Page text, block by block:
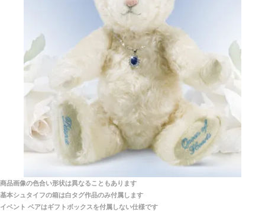
海外からのお取り寄せと言うことですが、商品はきち
んと届きますか？
ご安心ください！商品は確実にお届けします。
商品は直接海外から届くのですか。受取の際、関税な
どはかかりますか？
商品は全て当店へ入荷させたのち欠品を行いお客様
関税はすべて当店にて処理しますのでお客様のご負担
は一切ありません。
「ChatGPTを利用したところ「くまの小屋」さ
んを紹介され…」
埼玉県 S・W 様
「送られる際にメールなどで届けて頂きとても
安心感がありました」
大阪府 Y・W 様 （男性）
「取り扱っているNetショップで一番信用出来
商品画像の色合い形状は異なることもあります
基本シュタイフの箱は白タグ作品のみ付属します
イベント ベアはギフトボックスを付属しない仕様です